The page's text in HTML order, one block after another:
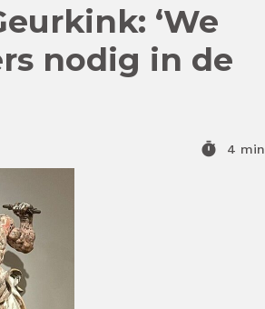
‘We
nodig in de
timer 4 min